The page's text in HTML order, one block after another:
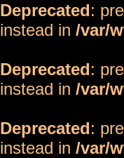
Deprecated:
instead in /var/
Deprecated:
instead in /var/
Deprecated:
instead in /var/